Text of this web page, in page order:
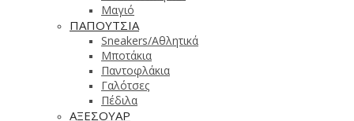
Μαγιό
ΠΑΠΟΥΤΣΙΑ
Sneakers/Aθλητικά
Μποτάκια
Παντοφλάκια
Γαλότσες
Πέδιλα
ΑΞΕΣΟΥΑΡ